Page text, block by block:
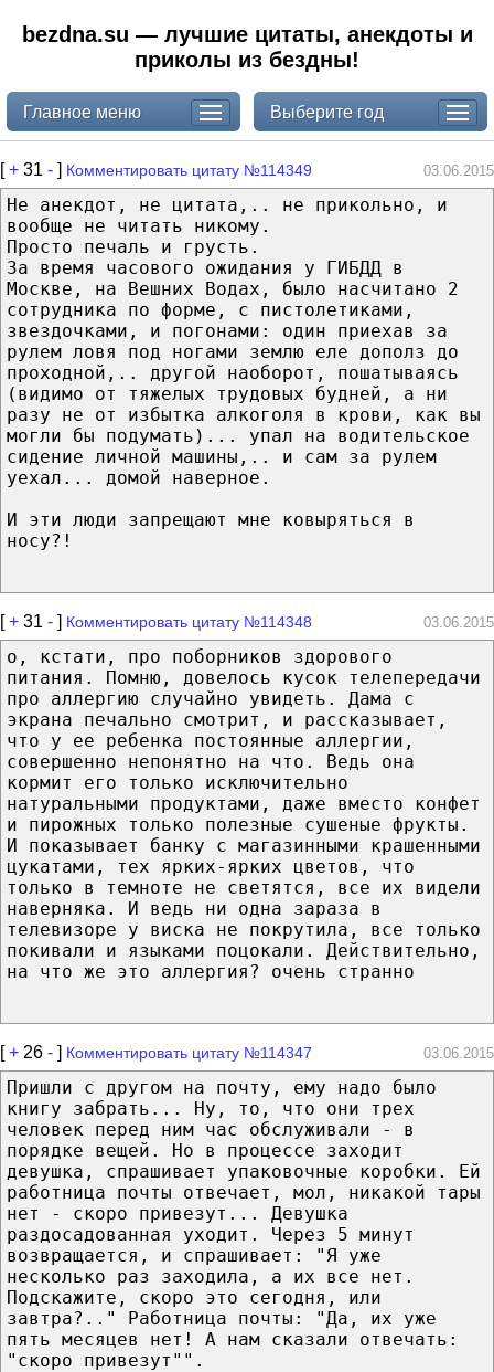
bezdna.su — лучшие цитаты, анекдоты и
приколы из бездны!
Главное меню Выберите год
[+ 31 - ] Комментировать цитату №114349 03.06.2015
Не анекдот, не цитата,.. не прикольно, и
вообще не читать никому.
Просто печаль и грусть.
За время часового ожидания у ГИБДД в
Москве, на Вешних Водах, было насчитано 2
сотрудника по форме, с пистолетиками,
звездочками, и погонами: один приехав за
рулем ловя под ногами землю еле дополз до
проходной,.. другой наоборот, пошатываясь
(видимо от тяжелых трудовых будней, а ни
разу не от избытка алкоголя в крови, как вы
могли бы подумать)... упал на водительское
сидение личной машины,.. и сам за рулем
уехал... домой наверное.
И эти люди запрещают мне ковыряться в
носу?!
[+ 31 - ] Комментировать цитату №114348 03.06.2015
о, кстати, про поборников здорового
питания. Помню, довелось кусок телепередачи
про аллергию случайно увидеть. Дама с
экрана печально смотрит, и рассказывает,
что у ее ребенка постоянные аллергии,
совершенно непонятно на что. Ведь она
кормит его только исключительно
натуральными продуктами, даже вместо конфет
и пирожных только полезные сушеные фрукты.
И показывает банку с магазинными крашенными
цукатами, тех ярких-ярких цветов, что
только в темноте не светятся, все их видели
наверняка. И ведь ни одна зараза в
телевизоре у виска не покрутила, все только
покивали и языками поцокали. Действительно,
на что же это аллергия? очень странно
[+ 26 - ] Комментировать цитату №114347 03.06.2015
Пришли с другом на почту, ему надо было
книгу забрать... Ну, то, что они трех
человек перед ним час обслуживали - в
порядке вещей. Но в процессе заходит
девушка, спрашивает упаковочные коробки. Ей
работница почты отвечает, мол, никакой тары
нет - скоро привезут... Девушка
раздосадованная уходит. Через 5 минут
возвращается, и спрашивает: "Я уже
несколько раз заходила, а их все нет.
Подскажите, скоро это сегодня, или
завтра?.." Работница почты: "Да, их уже
пять месяцев нет! А нам сказали отвечать:
"скоро привезут"".